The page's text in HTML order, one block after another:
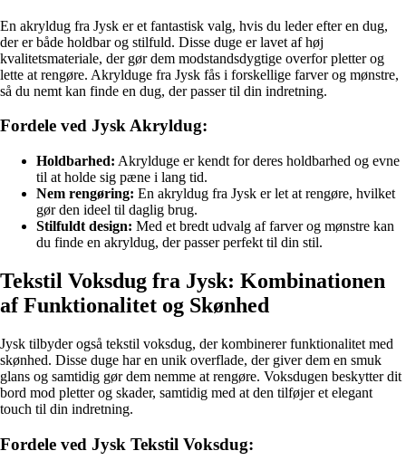
En akryldug fra Jysk er et fantastisk valg, hvis du leder efter en dug,
der er både holdbar og stilfuld. Disse duge er lavet af høj
kvalitetsmateriale, der gør dem modstandsdygtige overfor pletter og
lette at rengøre. Akrylduge fra Jysk fås i forskellige farver og mønstre,
så du nemt kan finde en dug, der passer til din indretning.
Fordele ved Jysk Akryldug:
Holdbarhed: Akrylduge er kendt for deres holdbarhed og evne
til at holde sig pæne i lang tid.
Nem rengøring: En akryldug fra Jysk er let at rengøre, hvilket
gør den ideel til daglig brug.
Stilfuldt design: Med et bredt udvalg af farver og mønstre kan
du finde en akryldug, der passer perfekt til din stil.
Tekstil Voksdug fra Jysk: Kombinationen
af Funktionalitet og Skønhed
Jysk tilbyder også tekstil voksdug, der kombinerer funktionalitet med
skønhed. Disse duge har en unik overflade, der giver dem en smuk
glans og samtidig gør dem nemme at rengøre. Voksdugen beskytter dit
bord mod pletter og skader, samtidig med at den tilføjer et elegant
touch til din indretning.
Fordele ved Jysk Tekstil Voksdug: